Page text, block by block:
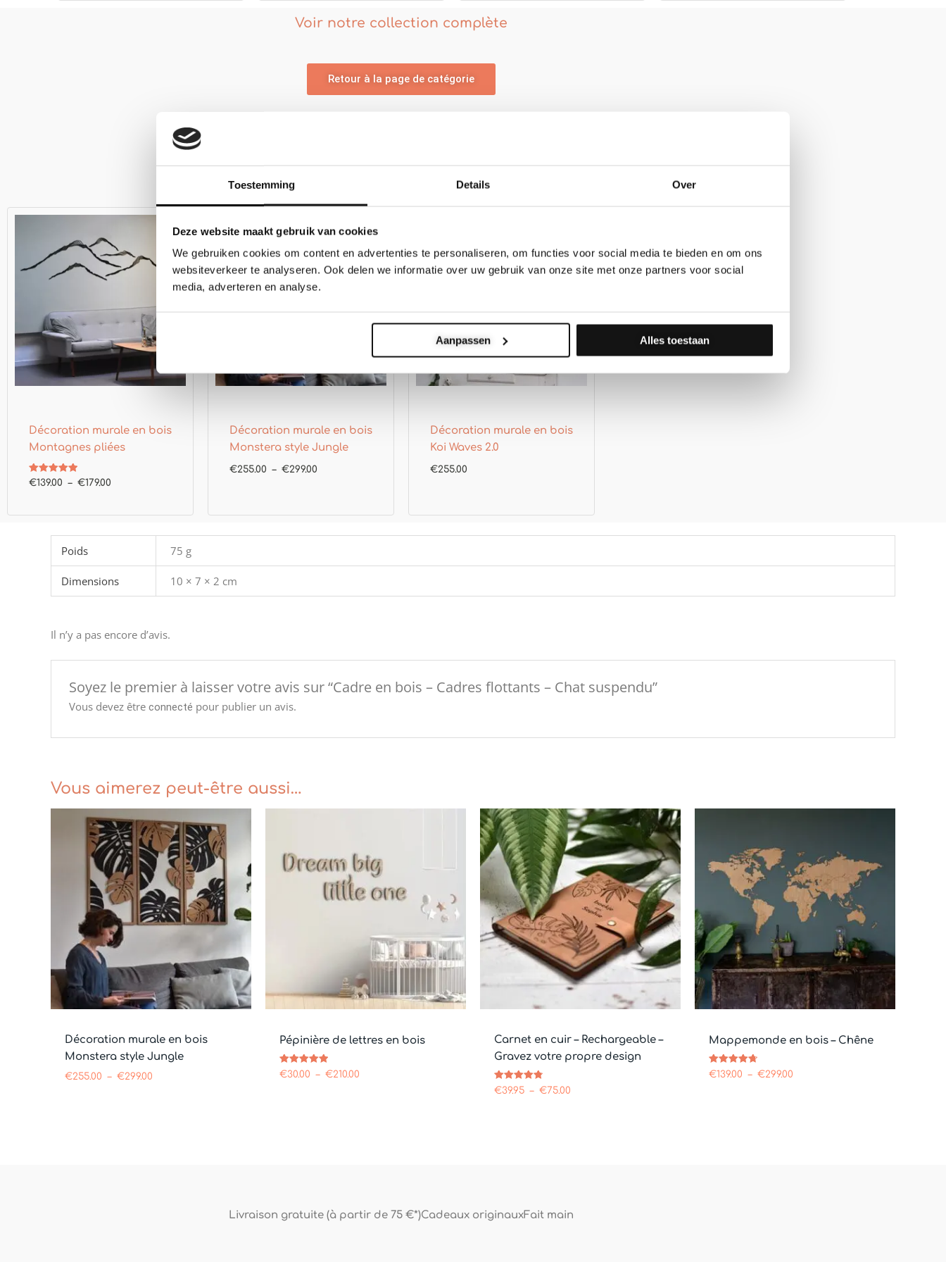
Toestemming Details Over
Deze website maakt gebruik van cookies
We gebruiken cookies om content en advertenties te personaliseren, om functies voor social media te bieden en om ons
websiteverkeer te analyseren. Ook delen we informatie over uw gebruik van onze site met onze partners voor social
media, adverteren en analyse.
Aanpassen Alles toestaan
Voir notre collection complète
Retour à la page de catégorie
Découvrez nos autres décorations murales en bois :
Décoration murale en bois
Montagnes pliées
Note
5.00
€139.00 – €179.00
Plage
€139.00
€179.00
Décoration murale en bois
Monstera style Jungle
€255.00 – €299.00
prix :
€255.00
€299.00
Décoration murale en bois
Koi Waves 2.0
€255.00
Poids 75 g
Dimensions 10 × 7 × 2 cm
Il n’y a pas encore d’avis.
Soyez le premier à laisser votre avis sur “Cadre en bois – Cadres flottants – Chat suspendu”
Vous devez êtreconnecté pour publier un avis.
Vous aimerez peut-être aussi…
Décoration murale en bois
Monstera style Jungle
€255.00 – €299.00
de
prix :
€255.00
à
€299.00
Pépinière de lettres en bois
Note
5.00
€30.00 – €210.00
à
€210.00
Carnet en cuir – Rechargeable –
Gravez votre propre design
Note
4.81
€39.95 – €75.00
Plage
de
prix :
€39.95
à
€75.00
Mappemonde en bois – Chêne
Note
4.73
€139.00 – €299.00
€299.00
Livraison gratuite (à partir de 75 €*)Cadeaux originauxFait main